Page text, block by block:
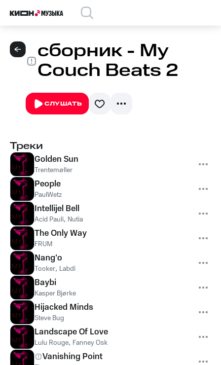
сборник - My
Couch Beats 2
СЛУШАТЬ
Треки
Golden Sun
Trentemøller
People
PaulWetz
Intellijel Bell
Acid Pauli, Nutia
The Only Way
FRUM
Nang'o
Tooker, Labdi
Baybi
Kasper Bjørke
Hijacked Minds
Steve Bug
Landscape Of Love
Lulu Rouge, Fanney Osk
Vanishing Point